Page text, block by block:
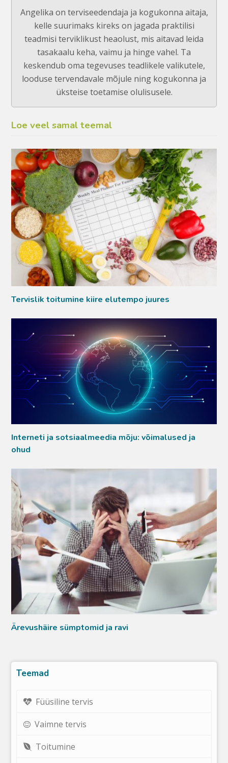
Angelika on terviseedendaja ja kogukonna aitaja,
kelle suurimaks kireks on jagada praktilisi
teadmisi terviklikust heaolust, mis aitavad leida
tasakaalu keha, vaimu ja hinge vahel. Ta
keskendub oma tegevuses teadlikele valikutele,
looduse tervendavale mõjule ning kogukonna ja
üksteise toetamise olulisusele.
Loe veel samal teemal
Tervislik toitumine kiire elutempo juures
Interneti ja sotsiaalmeedia mõju: võimalused ja
ohud
Ärevushäire sümptomid ja ravi
Teemad
Füüsiline tervis
Vaimne tervis
Toitumine